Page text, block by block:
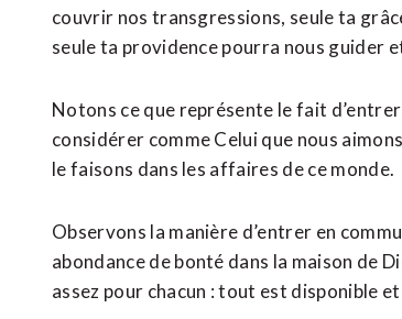
couvrir nos transgressions, seule ta
seule ta providence pourra nous guider
Notons ce que représente le fait
considérer comme Celui que nous
le faisons dans les affaires de ce monde.
Observons la manière d’entrer en
abondance de bonté dans la maison de
assez pour chacun : tout est disponible